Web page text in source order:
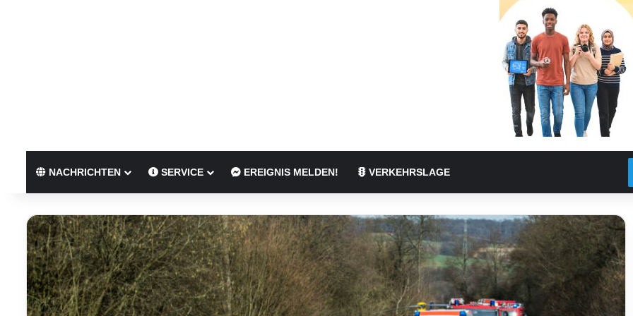
NACHRICHTEN SERVICE EREIGNIS MELDEN! VERKEHRSLAGE